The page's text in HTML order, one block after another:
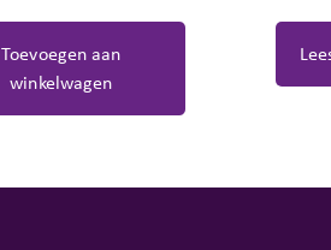
Toevoegen aan
winkelwagen